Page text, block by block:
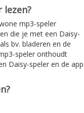
lezen?
mp3-speler
die je met een Daisy-
bv. bladeren en de
speler onthoudt
Daisy-speler en de app